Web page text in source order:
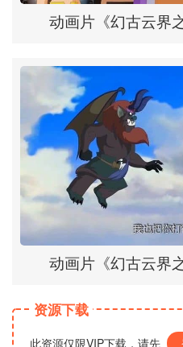
动画片《幻古云界
动画片《幻古云界
资源下载
此资源仅限VIP下载，请先